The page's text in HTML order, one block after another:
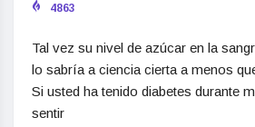
4863
Tal vez su nivel de azúcar en la
lo sabría a ciencia cierta a menos
Si usted ha tenido diabetes durante
sentir